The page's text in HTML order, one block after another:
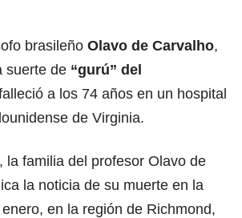
brasileño Olavo de Carvalho,
suerte de “gurú” del
a los 74 años en un hospital
de Virginia.
la familia del profesor Olavo de
la noticia de su muerte en la
en la región de Richmond,